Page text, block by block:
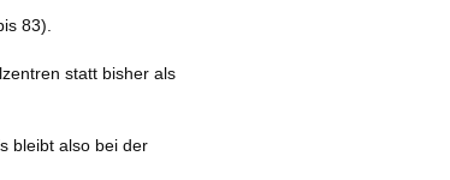
83).
statt bisher als
bleibt also bei der